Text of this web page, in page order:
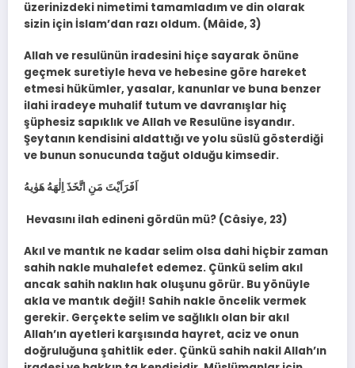
üzerinizdeki nimetimi tamamladım ve din olarak
sizin için İslam’dan razı oldum. (Mâide, 3)
Allah ve resulünün iradesini hiçe sayarak önüne
geçmek suretiyle heva ve hebesine göre hareket
etmesi hükümler, yasalar, kanunlar ve buna benzer
ilahi iradeye muhalif tutum ve davranışlar hiç
şüphesiz sapıklık ve Allah ve Resulüne isyandır.
Şeytanın kendisini aldattığı ve yolu süslü gösterdiği
ve bunun sonucunda tağut olduğu kimsedir.
Hevasını ilah edineni gördün mü? (Câsiye, 23)
Akıl ve mantık ne kadar selim olsa dahi hiçbir zaman
sahih nakle muhalefet edemez. Çünkü selim akıl
ancak sahih naklın hak oluşunu görür. Bu yönüyle
akla ve mantık değil! Sahih nakle öncelik vermek
gerekir. Gerçekte selim ve sağlıklı olan bir akıl
Allah’ın ayetleri karşısında hayret, aciz ve onun
doğruluğuna şahitlik eder. Çünkü sahih nakil Allah’ın